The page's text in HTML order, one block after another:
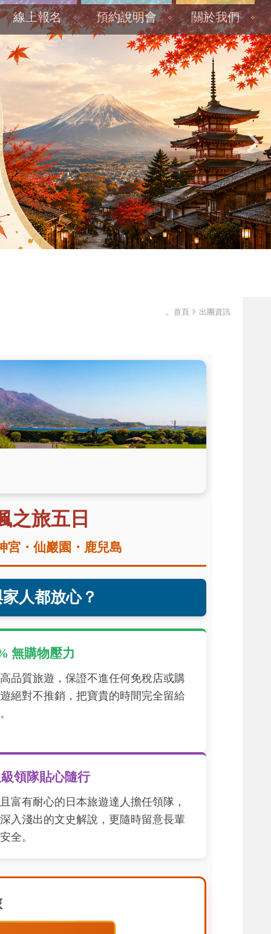
線上報名 預約說明會 關於我們
。首頁 出團資訊
之旅五日
宮・仙巖園・鹿兒島
人都放心？
無購物壓力
品質旅遊，保證不進任何免稅店或購
絕對不推銷，把寶貴的時間完全留給
領隊貼心隨行
富有耐心的日本旅遊達人擔任領隊，
入淺出的文史解說，更隨時留意長輩
全。